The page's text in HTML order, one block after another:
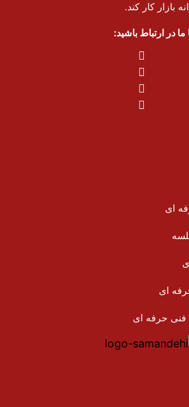
بازار کار کند.
ما در ارتباط باشید:
ای
ای
فنی حرفه ای